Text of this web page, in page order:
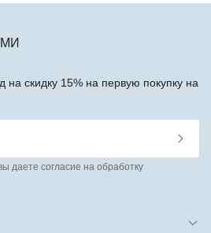
скидку 15% на первую покупку на
даете согласие на обработку